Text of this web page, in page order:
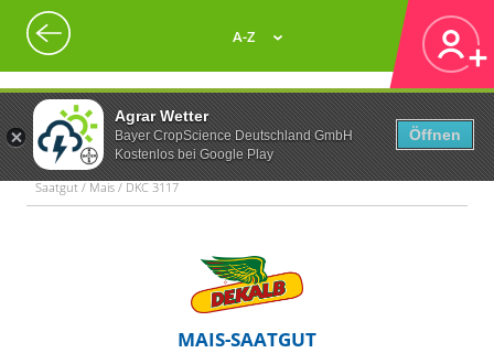
Agrar Wetter
Bayer CropScience Deutschland GmbH
Kostenlos bei Google Play
Öffnen
A-Z
Saatgut / Mais / DKC 3117
MAIS-SAATGUT